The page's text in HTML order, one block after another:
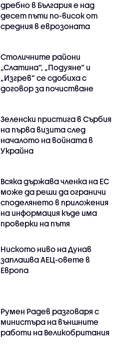
дребно в България е над
десет пъти по-висок от
средния в еврозоната
Столичните райони
„Слатина“, „Подуяне“ и
„Изгрев“ се сдобиха с
договор за почистване
Зеленски пристига в Сърбия
на първа визита след
началото на войната в
Украйна
Всяка държава членка на ЕС
може да реши да ограничи
споделянето в приложения
на информация къде има
проверки на пътя
Ниското ниво на Дунав
заплашва АЕЦ-овете в
Европа
Румен Радев разговаря с
министъра на външните
работи на Великобритания